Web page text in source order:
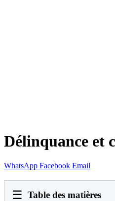
Délinquance et
WhatsApp Facebook Email
☰ Table des matières